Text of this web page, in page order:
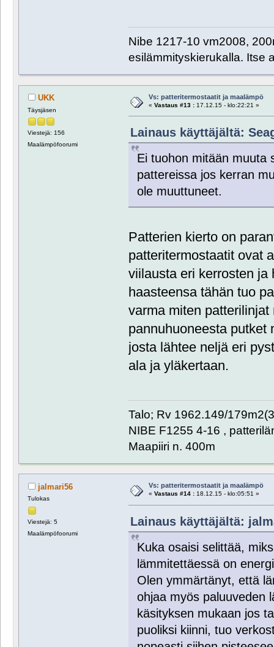
Nibe 1217-10 vm2008,
esilämmityskierukalla. Itse
UKK
Täysjäsen
Viestejä: 156
Maalämpöfoorumi
Vs: patteritermostaatit ja maalämpö
« Vastaus #13 :17.12.15 - klo:22:21 »
Lainaus käyttäjältä:
Ei tuohon mitään muuta
pattereissa jos kerran
ole muuttuneet.
Patterien kierto on
patteritermostaatit ovat
viilausta eri kerrosten ja
haasteensa tähän tuo
varma miten
pannuhuoneesta putket
josta lähtee neljä eri
ala ja yläkertaan.
Talo; Rv 1962.149/
NIBE F1255 4-16 ,
Maapiiri n. 400m
jalmari56
Tulokas
Viestejä: 5
Maalämpöfoorumi
Vs: patteritermostaatit ja maalämpö
« Vastaus #14 :18.12.15 - klo:05:51 »
Lainaus käyttäjältä:
Kuka osaisi selittää,
lämmitettäessä on
Olen ymmärtänyt, että
ohjaa myös paluuveden
käsityksen mukaan jos
puoliksi kiinni, tuo